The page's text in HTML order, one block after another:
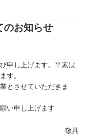
のお知らせ
申し上げます。平素は
す。
とさせていただきま
い申し上げます
敬具